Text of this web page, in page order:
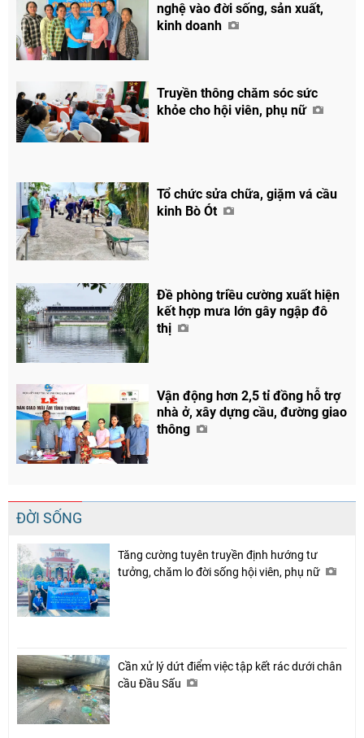
Chia sẻ
nghệ vào đời sống, sản xuất,
kinh doanh
Truyền thông chăm sóc sức
khỏe cho hội viên, phụ nữ
Tổ chức sửa chữa, giặm vá cầu
kinh Bò Ót
Đề phòng triều cường xuất hiện
kết hợp mưa lớn gây ngập đô
thị
Vận động hơn 2,5 tỉ đồng hỗ trợ
nhà ở, xây dựng cầu, đường giao
thông
ĐỜI SỐNG
Tăng cường tuyên truyền định hướng tư
tưởng, chăm lo đời sống hội viên, phụ nữ
Cần xử lý dứt điểm việc tập kết rác dưới chân
cầu Đầu Sấu